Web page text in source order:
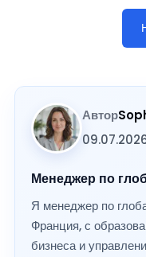
Автор
Менеджер по
Я менеджер по
Франция, с
бизнеса и